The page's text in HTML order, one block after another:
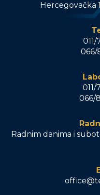
Hercegovačka
066/
011/
066/
Radnim danima i